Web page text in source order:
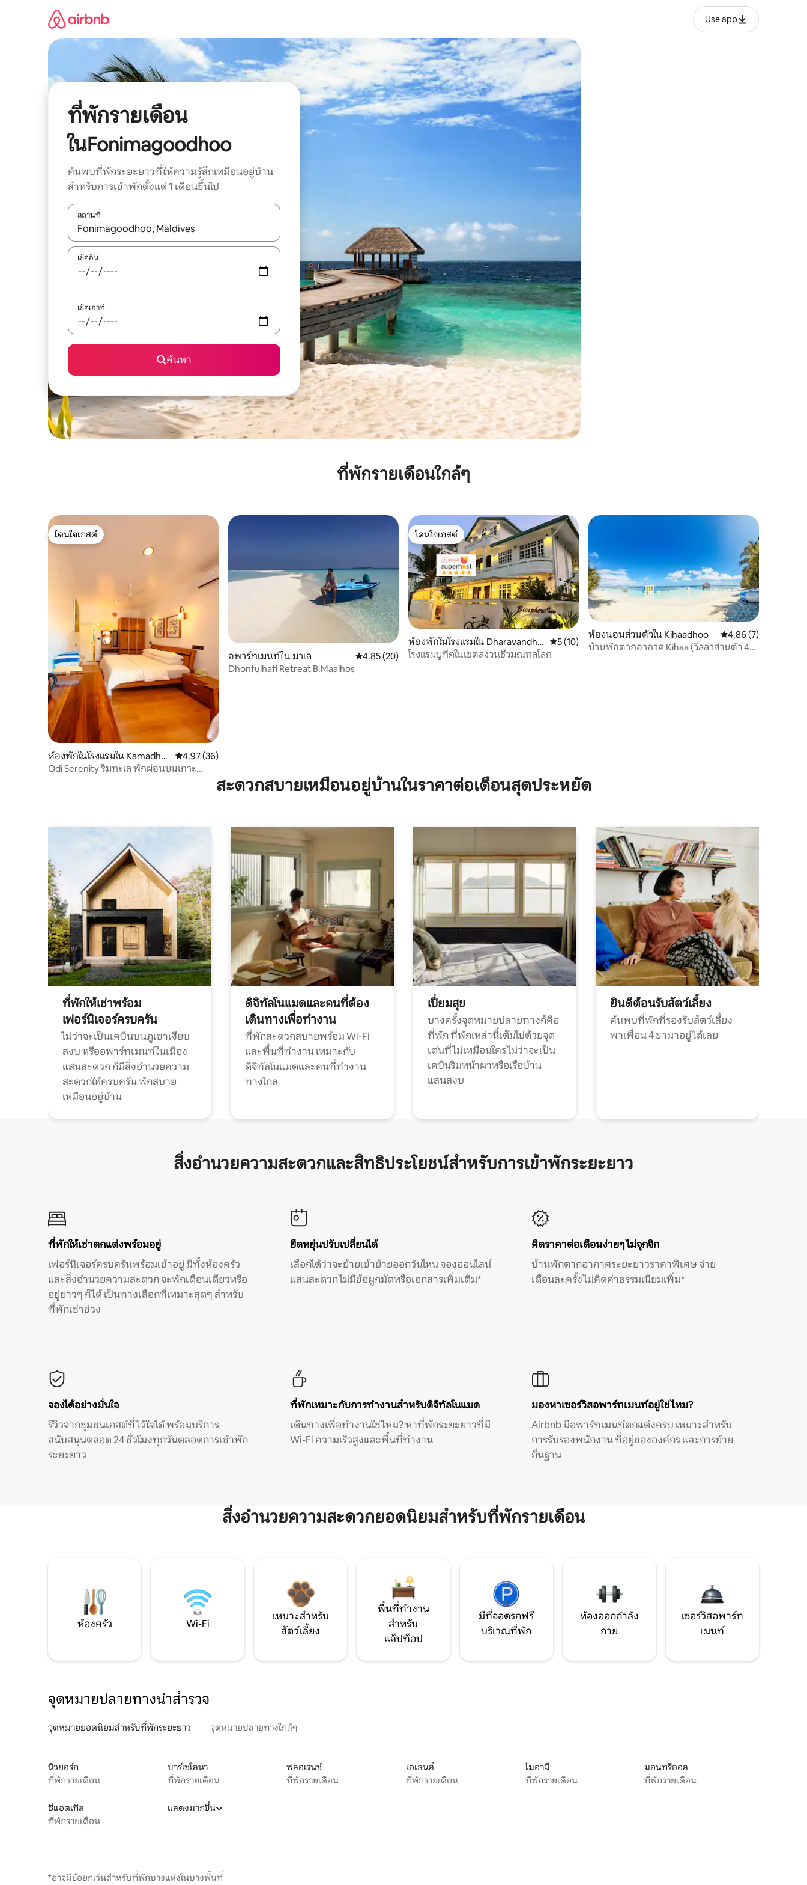
Use app
ที่พักรายเดือน
ในFonimagoodhoo
ค้นพบที่พักระยะยาวที่ให้ความรู้สึกเหมือนอยู่บ้าน
สำหรับการเข้าพักตั้งแต่ 1 เดือนขึ้นไป
สถานที่
ใช้ลูกศรขึ้นลง หรือใช้การสัมผัสหรือปัด เพื่อสำรวจผลการค้นหา
เช็คอิน
เช็คเอาท์
ค้นหา
ที่พักรายเดือนใกล้ๆ
โดนใจเกสต์
โดนใจเกสต์
ห้องพักในโรงแรมใน Kamadho
o
คะแนนเฉลี่ย 4.97 จาก 5, 36 รีวิว
4.97 (36)
Odi Serenity ริมทะเล พักผ่อนบนเกาะ
อพาร์ทเมนท์ใน มาเล คะแนนเฉลี่ย 4.85 จาก 5, 20 รีวิว
4.85 (20)
Dhonfulhafi Retreat B.Maalhos
โดนใจเกสต์
โดนใจเกสต์
ห้องพักในโรงแรมใน Dharavandho
o
คะแนนเฉลี่ย 5 จาก 5, 10 รีวิว
5 (10)
โรงแรมบูทีคในเขตสงวนชีวมณฑลโลก
ห้องนอนส่วนตัวใน Kihaadhoo คะแนนเฉลี่ย 4.86 จา
4.86 (7)
บ้านพักตากอากาศ Kihaa (วิลล่าส่วนตัว 4
สะดวกสบายเหมือนอยู่บ้านในราคาต่อเดือนสุดประหยัด
ที่พักให้เช่าพร้อม
เฟอร์นิเจอร์ครบครัน
ไม่ว่าจะเป็นเคบินบนภูเขาเงียบ
สงบ หรืออพาร์ทเมนท์ในเมือง
แสนสะดวก ก็มีสิ่งอำนวยความ
สะดวกให้ครบครัน พักสบาย
เหมือนอยู่บ้าน
ดิจิทัลโนแมดและคนที่ต้อง
เดินทางเพื่อทำงาน
ที่พักสะดวกสบายพร้อม Wi-Fi
และพื้นที่ทำงาน เหมาะกับ
ดิจิทัลโนแมดและคนที่ทำงาน
ทางไกล
เปี่ยมสุข
บางครั้งจุดหมายปลายทางก็คือ
ที่พัก ที่พักเหล่านี้เต็มไปด้วยจุด
เด่นที่ไม่เหมือนใคร ไม่ว่าจะเป็น
เคบินริมหน้าผาหรือเรือบ้าน
แสนสงบ
ยินดีต้อนรับสัตว์เลี้ยง
ค้นพบที่พักที่รองรับสัตว์เลี้ยง
พาเพื่อน 4 ขามาอยู่ได้เลย
สิ่งอำนวยความสะดวกและสิทธิประโยชน์สำหรับการเข้าพักระยะยาว
ที่พักให้เช่าตกแต่งพร้อมอยู่
เฟอร์นิเจอร์ครบครันพร้อมเข้าอยู่ มีทั้งห้องครัว
และสิ่งอำนวยความสะดวก จะพักเดือนเดียวหรือ
อยู่ยาวๆ ก็ได้ เป็นทางเลือกที่เหมาะสุดๆ สำหรับ
ที่พักเช่าช่วง
ยืดหยุ่นปรับเปลี่ยนได้
เลือกได้ว่าจะย้ายเข้าย้ายออกวันไหน จองออนไลน์
แสนสะดวก ไม่มีข้อผูกมัดหรือเอกสารเพิ่มเติม*
คิดราคาต่อเดือนง่ายๆ ไม่จุกจิก
บ้านพักตากอากาศระยะยาวราคาพิเศษ จ่าย
เดือนละครั้ง ไม่คิดค่าธรรมเนียมเพิ่ม*
จองได้อย่างมั่นใจ
รีวิวจากชุมชนเกสต์ที่ไว้ใจได้ พร้อมบริการ
สนับสนุนตลอด 24 ชั่วโมงทุกวันตลอดการเข้าพัก
ระยะยาว
ที่พักเหมาะกับการทำงานสำหรับดิจิทัลโนแมด
เดินทางเพื่อทำงานใช่ไหม? หาที่พักระยะยาวที่มี
Wi-Fi ความเร็วสูงและพื้นที่ทำงาน
มองหาเซอร์วิสอพาร์ทเมนท์อยู่ใช่ไหม?
Airbnb มีอพาร์ทเมนท์ตกแต่งครบ เหมาะสำหรับ
การรับรองพนักงาน ที่อยู่ขององค์กร และการย้าย
ถิ่นฐาน
สิ่งอำนวยความสะดวกยอดนิยมสำหรับที่พักรายเดือน
ห้องครัว Wi-Fi
เหมาะสำหรับ
สัตว์เลี้ยง
พื้นที่ทำงาน
สำหรับ
แล็ปท็อป
มีที่จอดรถฟรี
บริเวณที่พัก
ห้องออกกำลัง
กาย
เซอร์วิสอพาร์ท
เมนท์
จุดหมายปลายทางน่าสำรวจ
จุดหมายยอดนิยมสำหรับที่พักระยะยาว จุดหมายปลายทางใกล้ๆ
นิวยอร์ก
ที่พักรายเดือน
บาร์เซโลนา
ที่พักรายเดือน
ฟลอเรนซ์
ที่พักรายเดือน
เอเธนส์
ที่พักรายเดือน
ไมอามี
ที่พักรายเดือน
มอนทรีออล
ที่พักรายเดือน
ซีแอตเทิล
ที่พักรายเดือน
แสดงมากขึ้น
*อาจมีข้อยกเว้นสำหรับที่พักบางแห่งในบางพื้นที่